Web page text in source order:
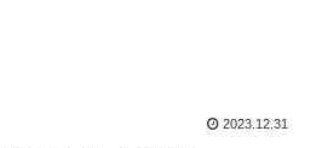
2023.12.31